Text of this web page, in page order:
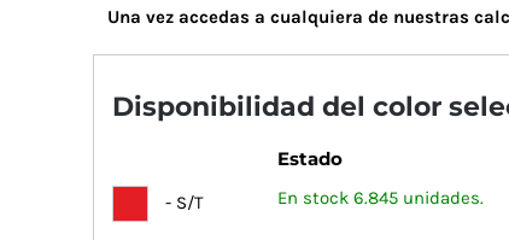
Una vez accedas a cualquiera de nuestras
Disponibilidad del color
Estado
- S/T En stock 6.845 unidades.